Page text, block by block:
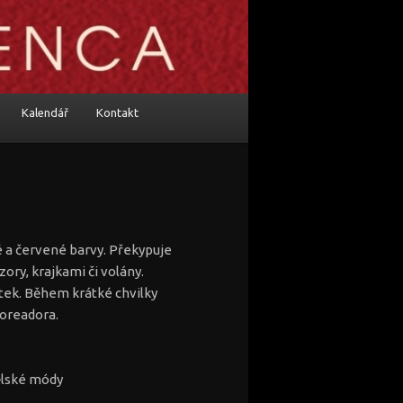
Kalendář Kontakt
červené barvy. Překypuje
krajkami či volány.
Během krátké chvilky
módy